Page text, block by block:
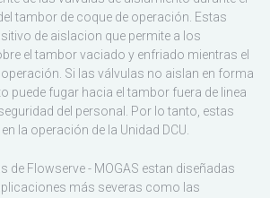
tambor de coque de operación. Estas
de aislacion que permite a los
el tambor vaciado y enfriado mientras el
Si las válvulas no aislan en forma
puede fugar hacia el tambor fuera de linea
del personal. Por lo tanto, estas
la operación de la Unidad DCU.
de Flowserve - MOGAS estan diseñadas
más severas como las